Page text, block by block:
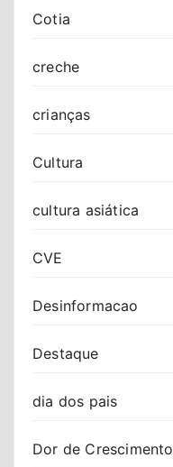
Cotia
creche
crianças
Cultura
cultura asiática
CVE
Desinformacao
Destaque
dia dos pais
Dor de Crescimento